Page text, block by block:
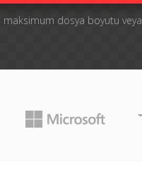
maksimum dosya boyutu veya